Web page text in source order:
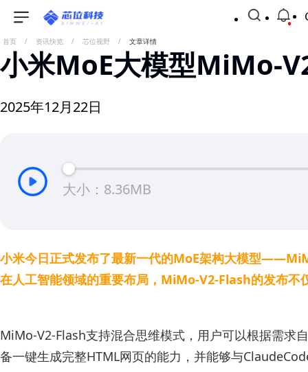
首页 / 资讯快览 / 芯位视野 / 文章详情
小米MoE大模型MiMo-
2025年12月22日
大小：8.36MB
小米今日正式发布了最新一代的MoE架构大模型
在人工智能领域的重要布局，MiMo-V2-Flash的发布不
MiMo-V2-Flash支持混合思维模式，用户可以根据需求
备一键生成完整HTML网页的能力，并能够与